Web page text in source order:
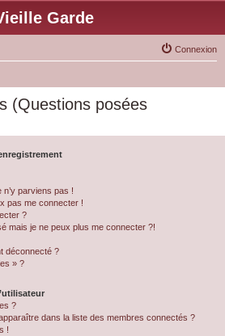
Garde
Connexion
(Questions posées
n’y parviens pas !
pas me connecter !
?
mais je ne peux plus me connecter ?!
déconnecté ?
» ?
?
dans la liste des membres connectés ?
!